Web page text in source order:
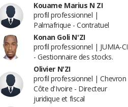
Kouame Marius N ZI
profil professionnel |
Palmafrique - Contratuel
Konan Goli N'ZI
profil professionnel | JUMIA-CI
- Gestionnaire des stocks.
Olivier N'ZI
profil professionnel | Chevron
Côte d'Ivoire - Directeur
juridique et fiscal